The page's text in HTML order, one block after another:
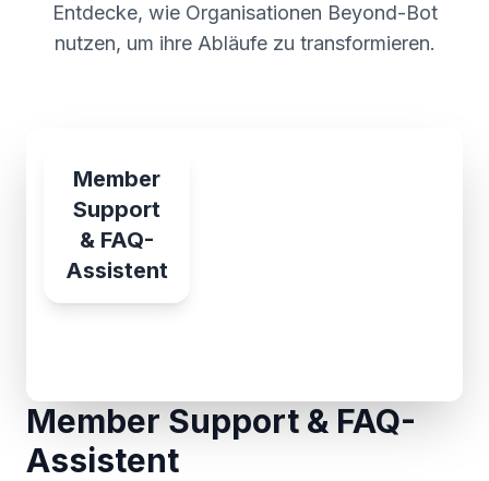
Entdecke, wie Organisationen Beyond-Bot
nutzen, um ihre Abläufe zu transformieren.
Member
Support
& FAQ-
Assistent
Member Support & FAQ-
Assistent